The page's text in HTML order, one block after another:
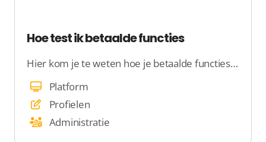
Hoe test ik betaalde functies
Hier kom je te weten hoe je betaalde functies test
Platform
Profielen
Administratie